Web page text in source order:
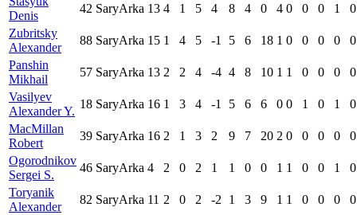
Denis
42 SaryArka 13 4 1 5 4 8 4 0 4 0 0 0 1
0
Zubritsky
Alexander
88 SaryArka 15 1 4 5 -1 5 6 18 1 0 0 0 0
0
Panshin
Mikhail
57 SaryArka 13 2 2 4 -4 4 8 10 1 1 0 0 0
0
Vasilyev
Alexander Y.
18 SaryArka 16 1 3 4 -1 5 6 6 0 0 1 0 1
0
MacMillan
Robert
39 SaryArka 16 2 1 3 2 9 7 20 2 0 0 0 0
0
Ogorodnikov
Sergei S.
46 SaryArka 4 2 0 2 1 1 0 0 1 1 0 0 1
0
Toryanik
Alexander
82 SaryArka 11 2 0 2 -2 1 3 9 1 1 0 0 0
0